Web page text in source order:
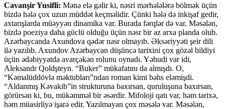
Cavanşir Yusifli: Mənə elə gəlir ki, nəsri mərhələlərə bölmək üçün
bizdə hələ çox uzun müddət keçməlidir. Çünki hələ də inkişaf gedir,
axtarışlarda müəyyən dinamika var. Burada fərqlər də var. Məsələn,
bizdə poeziya daha güclü olduğu üçün nəsr bir az arxa planda olub.
Azərbaycanda Axundova qədər nəsr olmayıb. Əksəriyyəti şeir dili
ilə yazılıb. Axundov Azərbaycan düşüncə tarixini çox gözəl bildiyi
üçün ədəbiyyatda avarçəkən rolunu oynadı. Yəhudi var idi,
Aleksandr Qoldşteyn. “Buker” mükafatını da almışdı. O,
“Kəmalüddövlə məktubları”ndan roman kimi bəhs eləmişdi.
“Aldanmış Kəvakib”in strukturuna baxırsan, quruluşuna baxırsan,
görürsən ki, bu, mükəmməl bir əsərdir. Mifoloji qatı var, həm tarixə,
həm müasirliyə işarə edir. Yazılmayan çox məsələ var. Məsələn,